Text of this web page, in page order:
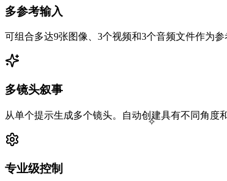
✧
多参考输入
可组合多达9张图像、3个视频和3个音频文件作为
多镜头叙事
从单个提示生成多个镜头。自动创建具有不同角度
专业级控制